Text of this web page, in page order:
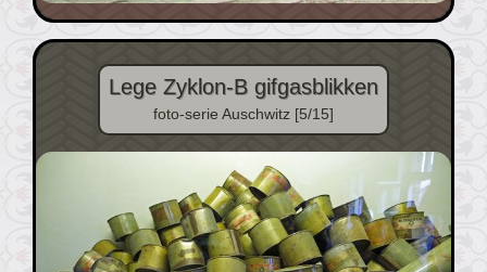
Lege Zyklon-B gifgasblikken
foto-serie Auschwitz [5/15]